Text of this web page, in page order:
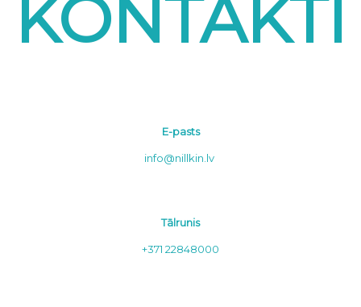
KONTAKTI
E-pasts
info@nillkin.lv
Tālrunis
+371 22848000